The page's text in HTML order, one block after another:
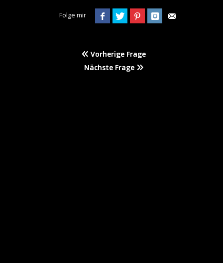
Folge mir
Vorherige Frage
Nächste Frage